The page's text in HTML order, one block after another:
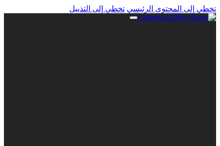
تخطي إلى المحتوى الرئيسي تخطي إلى التذييل